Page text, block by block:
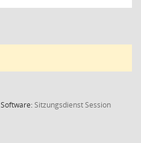
Software:SitzungsdienstSession(Wird in